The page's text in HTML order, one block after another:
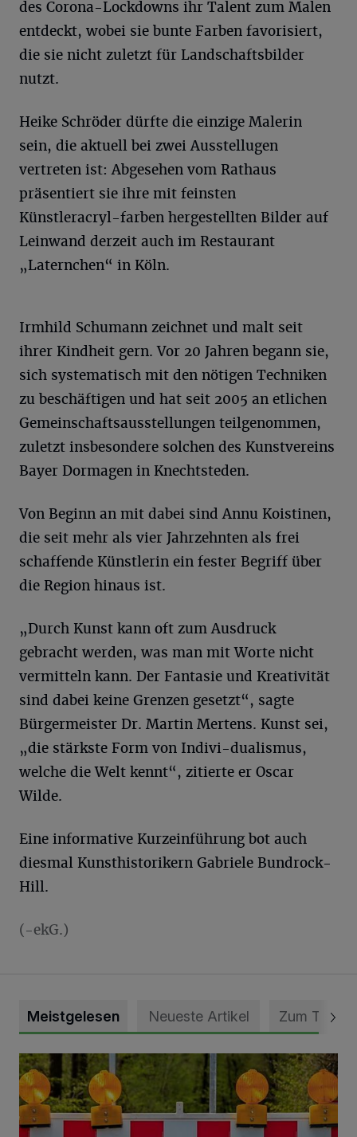
des Corona-Lockdowns ihr Talent zum Malen
entdeckt, wobei sie bunte Farben favorisiert,
die sie nicht zuletzt für Landschaftsbilder
nutzt.
Heike Schröder dürfte die einzige Malerin
sein, die aktuell bei zwei Ausstellugen
vertreten ist: Abgesehen vom Rathaus
präsentiert sie ihre mit feinsten
Künstleracryl-farben hergestellten Bilder auf
Leinwand derzeit auch im Restaurant
„Laternchen“ in Köln.
Irmhild Schumann zeichnet und malt seit
ihrer Kindheit gern. Vor 20 Jahren begann sie,
sich systematisch mit den nötigen Techniken
zu beschäftigen und hat seit 2005 an etlichen
Gemeinschaftsausstellungen teilgenommen,
zuletzt insbesondere solchen des Kunstvereins
Bayer Dormagen in Knechtsteden.
Von Beginn an mit dabei sind Annu Koistinen,
die seit mehr als vier Jahrzehnten als frei
schaffende Künstlerin ein fester Begriff über
die Region hinaus ist.
„Durch Kunst kann oft zum Ausdruck
gebracht werden, was man mit Worte nicht
vermitteln kann. Der Fantasie und Kreativität
sind dabei keine Grenzen gesetzt“, sagte
Bürgermeister Dr. Martin Mertens. Kunst sei,
„die stärkste Form von Indivi-dualismus,
welche die Welt kennt“, zitierte er Oscar
Wilde.
Eine informative Kurzeinführung bot auch
diesmal Kunsthistorikern Gabriele Bundrock-
Hill.
(-ekG.)
Meistgelesen Neueste Artikel Zum Thema
Vollsperrung der Talstraße in Grevenbroich-Kapellen